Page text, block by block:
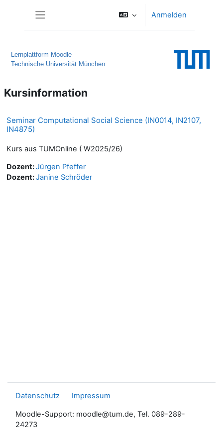
Anmelden
Lernplattform Moodle
Technische Universität München
Kursinformation
Seminar Computational Social Science (IN0014, IN2107,
IN4875)
Kurs aus TUMOnline ( W2025/26)
Dozent:Jürgen Pfeffer
Dozent:Janine Schröder
Datenschutz Impressum
Moodle-Support: moodle@tum.de, Tel. 089-289-
24273